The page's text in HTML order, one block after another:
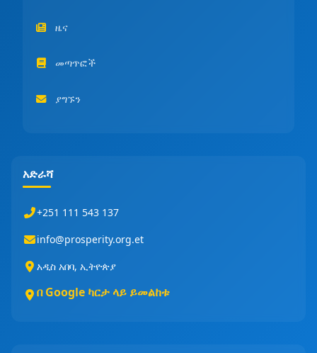
ዜና
መጣጥፎች
ያግኙን
አድራሻ
+251 111 543 137
info@prosperity.org.et
አዲስ አበባ, ኢትዮጵያ
በ Google ካርታ ላይ ይመልከቱ